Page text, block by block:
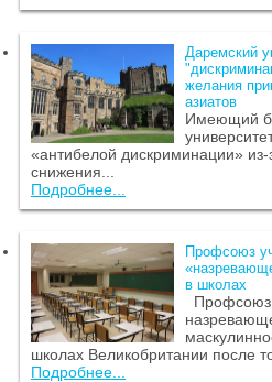
Даремский
желания
азиатов
Имеющий
«антибелой дискриминации»
снижения...
Подробнее...
Профсоюз
в школах
Профсоюз
школах Великобритании после
Подробнее...